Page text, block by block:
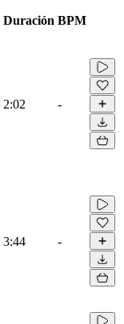
Duración BPM
2:02 -
3:44 -